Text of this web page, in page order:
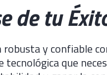
de tu
y confiable
que